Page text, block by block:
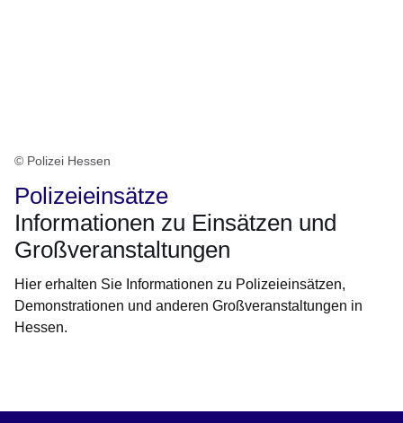
© Polizei Hessen
Polizeieinsätze
Informationen zu Einsätzen und
Großveranstaltungen
Hier erhalten Sie Informationen zu Polizeieinsätzen,
Demonstrationen und anderen Großveranstaltungen in
Hessen.